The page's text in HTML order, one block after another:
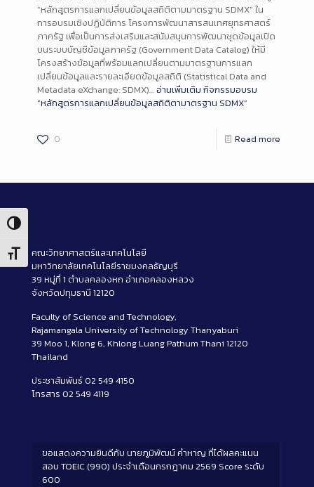
Toggle High Contrast
Toggle Font size
“หลักสูตรการแลกเปลี่ยนข้อมูลสถิติตามมาตรฐาน SDMX” ใน
การอบรมเชิงปฏิบัติการ โครงการพัฒนาสารสนเทศยุทธศาสตร์
ภาครัฐ เพื่อเป็นการส่งเสริมและสนับสนุนการพัฒนาชุดข้อมูลเปิด
บนระบบบัญชีข้อมูลภาครัฐ (Government Data Catalog) ให้มี
โครงสร้างข้อมูลที่พร้อมแลกเปลี่ยนตามมาตรฐานการแลก
เปลี่ยนข้อมูลและรายละเอียดข้อมูลสถิติ (Statistical Data and
Metadata eXchange: SDMX)…อ่านเพิ่มเติม กิจกรรมอบรม
“หลักสูตรการแลกเปลี่ยนข้อมูลสถิติตามาตรฐาน SDMX”
0 Read more
คณะวิทยาศาสตร์และเทคโนโลยี
มหาวิทยาลัยเทคโนโลยีราชมงคลธัญบุรี
39 หมู่ที่ 1 ตำบลคลองหก อำเภอคลองหลวง
จังหวัดปทุมธานี 12120
Faculty of Science and Technology,
Rajamangala University of Technology Thanyaburi
39 Moo 1, Klong 6, Khlong Luang Pathum Thani 12120
Thailand
ประชาสัมพันธ์ 02 549 4150
โทรสาร 02 549 4119
ขอแสดงความยินดีกับ นายภูมิพัฒน์ คำหาญ ที่ได้ผลคะแนน
สอบ TOEIC (990) ประจำเดือนกรกฎาคม 2569 Score ระดับ
600